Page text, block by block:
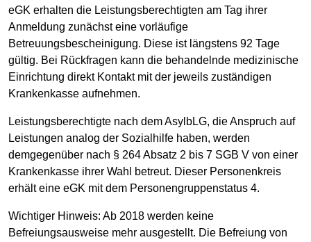
eGK erhalten die Leistungsberechtigten am Tag ihrer
Anmeldung zunächst eine vorläufige
Betreuungsbescheinigung. Diese ist längstens 92 Tage
gültig. Bei Rückfragen kann die behandelnde medizinische
Einrichtung direkt Kontakt mit der jeweils zuständigen
Krankenkasse aufnehmen.
Leistungsberechtigte nach dem AsylbLG, die Anspruch auf
Leistungen analog der Sozialhilfe haben, werden
demgegenüber nach § 264 Absatz 2 bis 7 SGB V von einer
Krankenkasse ihrer Wahl betreut. Dieser Personenkreis
erhält eine eGK mit dem Personengruppenstatus 4.
Wichtiger Hinweis: Ab 2018 werden keine
Befreiungsausweise mehr ausgestellt. Die Befreiung von